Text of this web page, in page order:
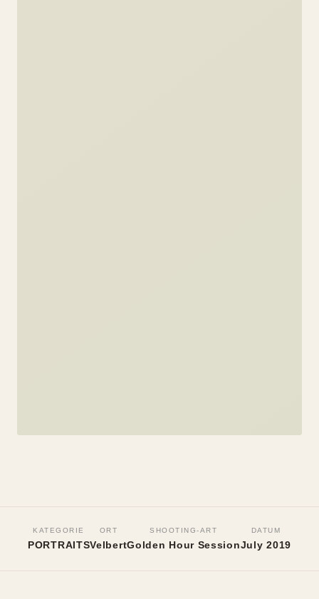
Julia (Für AOK)
KATEGORIE
PORTRAITS
ORT
Velbert
SHOOTING-ART
Golden Hour Session
DATUM
July 2019